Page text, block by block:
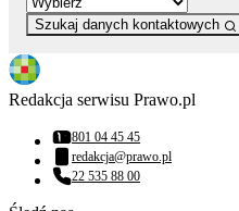
Szukaj danych kontaktowych
Redakcja serwisu Prawo.pl
Numer telefonu:
801 04 45 45
Adres email:
redakcja@prawo.pl
Numer telefonu:
22 535 88 00